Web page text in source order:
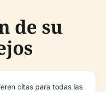
de su
citas para todas las